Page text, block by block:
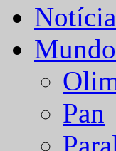
Mundo
Pan